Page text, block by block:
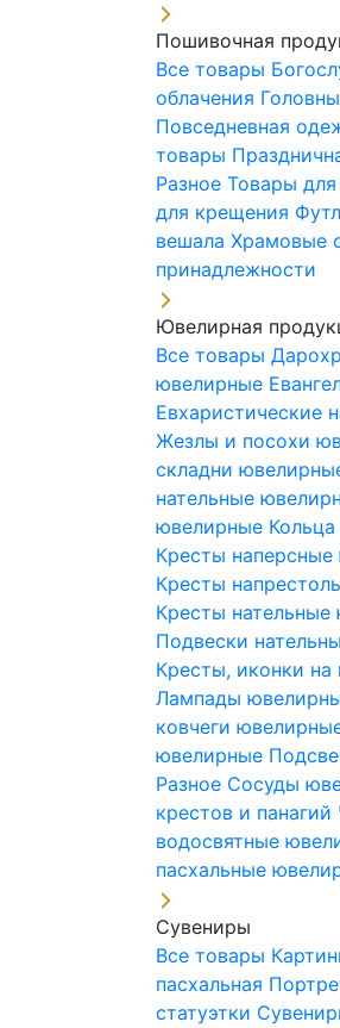
Пошивочная
Все товары
облачения
Повседневная
товары
Разное Товары для
для крещения
вешала Храмовые
принадлежности
Ювелирная
Все товары
ювелирные
Евхаристические
Жезлы и посохи
складни
нательные
ювелирные
Кресты
Кресты
Кресты
Подвески
Кресты, иконки
Лампады
ковчеги
ювелирные
Разное Сосуды
крестов и панагий
водосвятные
пасхальные
Сувениры
Все товары
пасхальная
статуэтки